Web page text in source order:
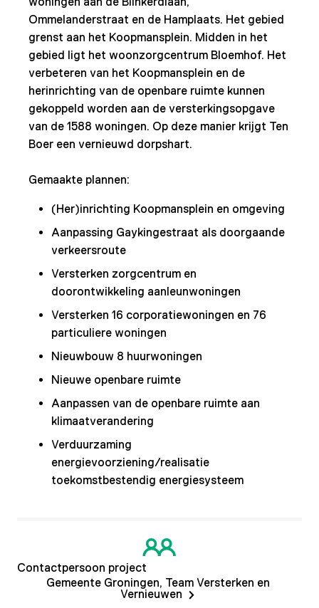
Ommelanderstraat en de Hamplaats. Het gebied
grenst aan het Koopmansplein. Midden in het
gebied ligt het woonzorgcentrum Bloemhof. Het
verbeteren van het Koopmansplein en de
herinrichting van de openbare ruimte kunnen
gekoppeld worden aan de versterkingsopgave
van de 1588 woningen. Op deze manier krijgt Ten
Boer een vernieuwd dorpshart.
Gemaakte plannen:
(Her)inrichting Koopmansplein en omgeving
Aanpassing Gaykingestraat als doorgaande
verkeersroute
Versterken zorgcentrum en
doorontwikkeling aanleunwoningen
Versterken 16 corporatiewoningen en 76
particuliere woningen
Nieuwbouw 8 huurwoningen
Nieuwe openbare ruimte
Aanpassen van de openbare ruimte aan
klimaatverandering
Verduurzaming
energievoorziening/realisatie
toekomstbestendig energiesysteem
Contactpersoon project
Gemeente Groningen, Team Versterken en
Vernieuwen